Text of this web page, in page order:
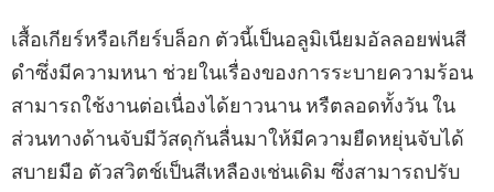
เสื้อเกียร์หรือเกียร์บล็อก ตัวนี้เป็นอลูมิเนียมอัลลอยพ่นสี
ดำซึ่งมีความหนา ช่วยในเรื่องของการระบายความร้อน
สามารถใช้งานต่อเนื่องได้ยาวนาน หรืตลอดทั้งวัน ใน
ส่วนทางด้านจับมีวัสดุกันลื่นมาให้มีความยืดหยุ่นจับได้
สบายมือ ตัวสวิตช์เป็นสีเหลืองเช่นเดิม ซึ่งสามารถปรับ